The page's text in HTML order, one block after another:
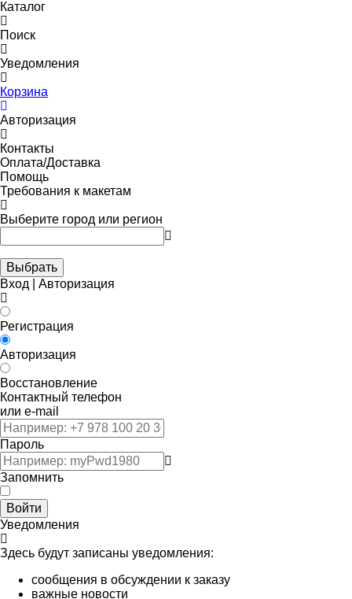
Каталог
Поиск
Уведомления
Корзина
Авторизация
Контакты
Оплата/Доставка
Помощь
Требования к макетам
Выберите город или регион
Выбрать
Вход | Авторизация
Регистрация
Авторизация
Восстановление
Контактный телефон
или e-mail
Пароль
Запомнить
Войти
Уведомления
Здесь будут записаны уведомления:
сообщения в обсуждении к заказу
важные новости